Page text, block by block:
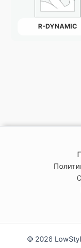
R-DYNAMIC
© 2026